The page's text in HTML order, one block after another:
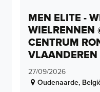
MEN ELITE -
WIELRENNEN
CENTRUM
VLAANDEREN
27/09/2026
Oudenaarde,